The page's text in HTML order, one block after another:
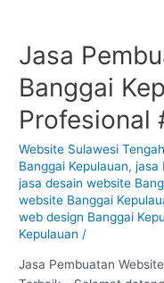
Jasa
Banggai
Profesional
Website Sulawesi Tengah
Banggai Kepulauan,jasa
jasa desain website
website Banggai
web design Banggai
Kepulauan /
Jasa Pembuatan
Jasa
Pembuatan
Website
di
Banggai
Kepulauan
:
Profesional
#1